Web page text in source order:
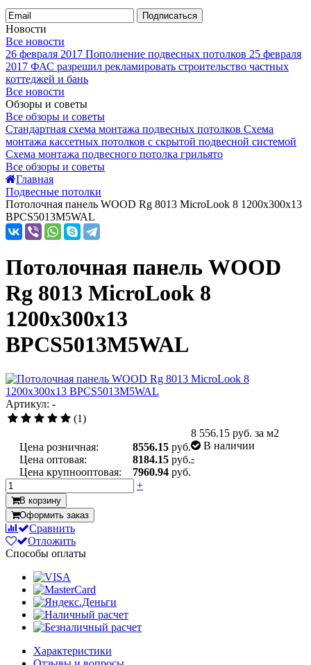
Подписаться
Новости
Все новости
26 февраля 2017 Пополнение подвесных потолков 25 февраля
2017 ФАС разрешил рекламировать строительство частных
коттеджей и бань
Все новости
Обзоры и советы
Все обзоры и советы
Стандартная схема монтажа подвесных потолков Схема
монтажа кассетных потолков с скрытой подвесной системой
Схема монтажа подвесного потолка грильято
Все обзоры и советы
Главная
Подвесные потолки
Потолочная панель WOOD Rg 8013 MicroLook 8 1200x300x13
BPCS5013M5WAL
Потолочная панель WOOD
Rg 8013 MicroLook 8
1200x300x13
BPCS5013M5WAL
Артикул: -
(1)
Цена розничная: 8556.15 руб.
Цена оптовая:
8184.15 руб.
Цена крупнооптовая:
7960.94 руб.
8 556.15 руб. за м2
В наличии
-
+
В корзину
Оформить заказ
Сравнить
Отложить
Способы оплаты
Характеристики